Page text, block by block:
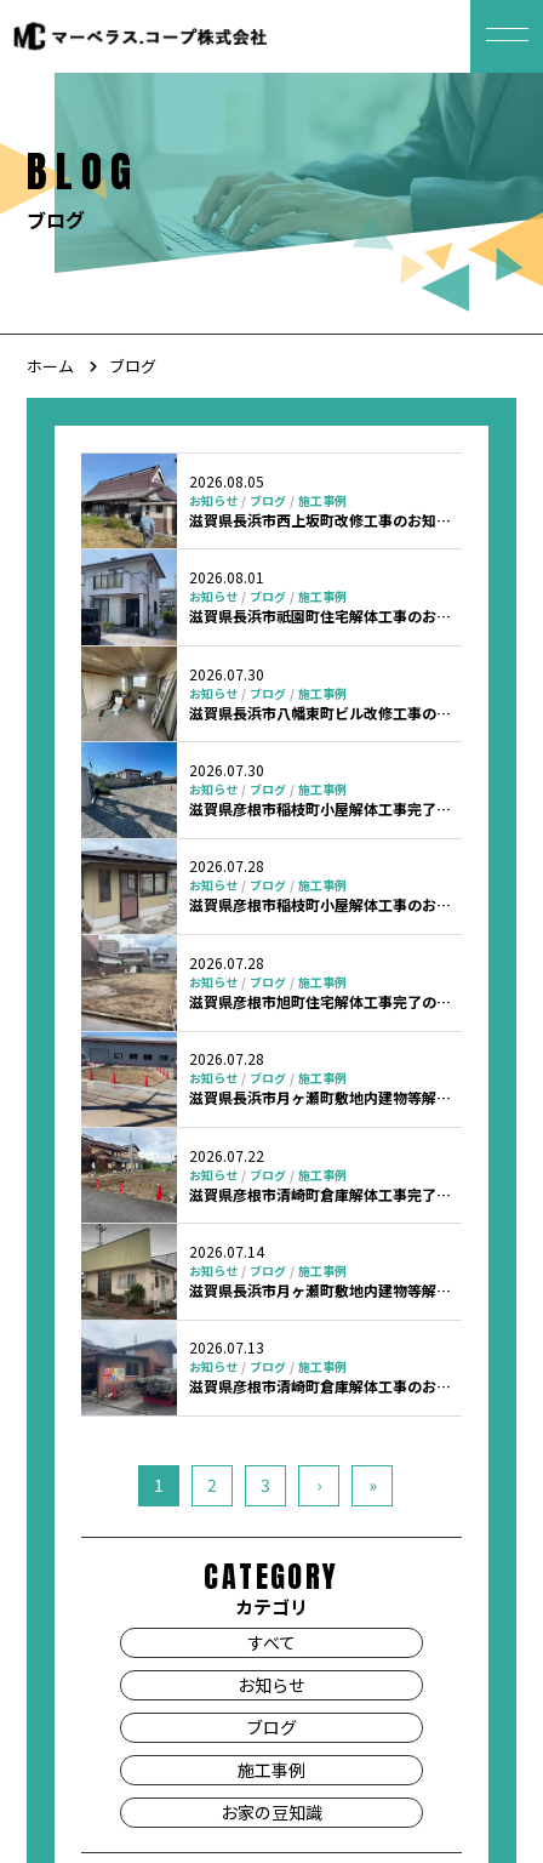
BLOG
ブログ
ホーム ブログ
2026.08.05
お知らせ ブログ 施工事例
滋賀県長浜市西上坂町改修工事のお知ら
2026.08.01
お知らせ ブログ 施工事例
滋賀県長浜市祇園町住宅解体工事のお知
2026.07.30
お知らせ ブログ 施工事例
滋賀県長浜市八幡東町ビル改修工事のお
2026.07.30
お知らせ ブログ 施工事例
滋賀県彦根市稲枝町小屋解体工事完了の
2026.07.28
お知らせ ブログ 施工事例
滋賀県彦根市稲枝町小屋解体工事のお知
2026.07.28
お知らせ ブログ 施工事例
滋賀県彦根市旭町住宅解体工事完了のお
2026.07.28
お知らせ ブログ 施工事例
滋賀県長浜市月ヶ瀬町敷地内建物等解体
2026.07.22
お知らせ ブログ 施工事例
滋賀県彦根市清崎町倉庫解体工事完了の
2026.07.14
お知らせ ブログ 施工事例
滋賀県長浜市月ヶ瀬町敷地内建物等解体
2026.07.13
お知らせ ブログ 施工事例
滋賀県彦根市清崎町倉庫解体工事のお知
1 2 3 › »
CATEGORY
カテゴリ
すべて
お知らせ
ブログ
施工事例
お家の豆知識